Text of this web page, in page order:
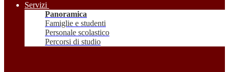
Servizi
Panoramica
Famiglie e studenti
Personale scolastico
Percorsi di studio